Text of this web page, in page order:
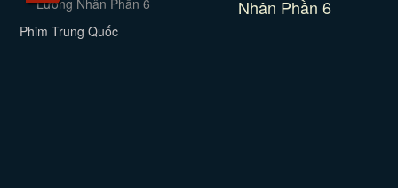
Nhân Phần 6
Phim Trung Quốc